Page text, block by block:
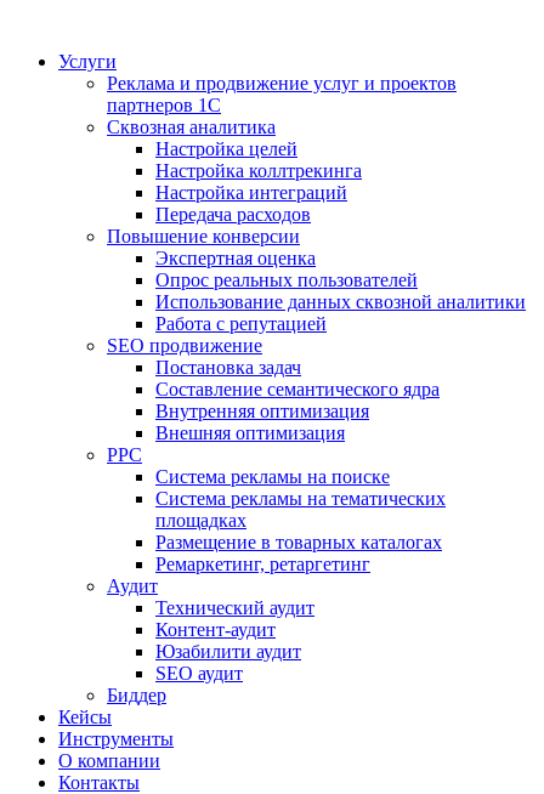
Услуги
Реклама и продвижение услуг и проектов
партнеров 1С
Сквозная аналитика
Настройка целей
Настройка коллтрекинга
Настройка интеграций
Передача расходов
Повышение конверсии
Экспертная оценка
Опрос реальных пользователей
Использование данных сквозной аналитики
Работа с репутацией
SEO продвижение
Постановка задач
Составление семантического ядра
Внутренняя оптимизация
Внешняя оптимизация
PPC
Система рекламы на поиске
Система рекламы на тематических
площадках
Размещение в товарных каталогах
Ремаркетинг, ретаргетинг
Аудит
Технический аудит
Контент-аудит
Юзабилити аудит
SEO аудит
Биддер
Кейсы
Инструменты
О компании
Контакты